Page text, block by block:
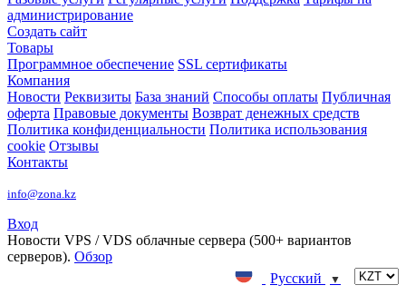
администрирование
Создать сайт
Товары
Программное обеспечение SSL сертификаты
Компания
Новости Реквизиты База знаний Способы оплаты Публичная
оферта Правовые документы Возврат денежных средств
Политика конфиденциальности Политика использования
cookie Отзывы
Контакты
info@zona.kz
Вход
Новости VPS / VDS облачные сервера (500+ вариантов
серверов). Обзор
Русский
▼